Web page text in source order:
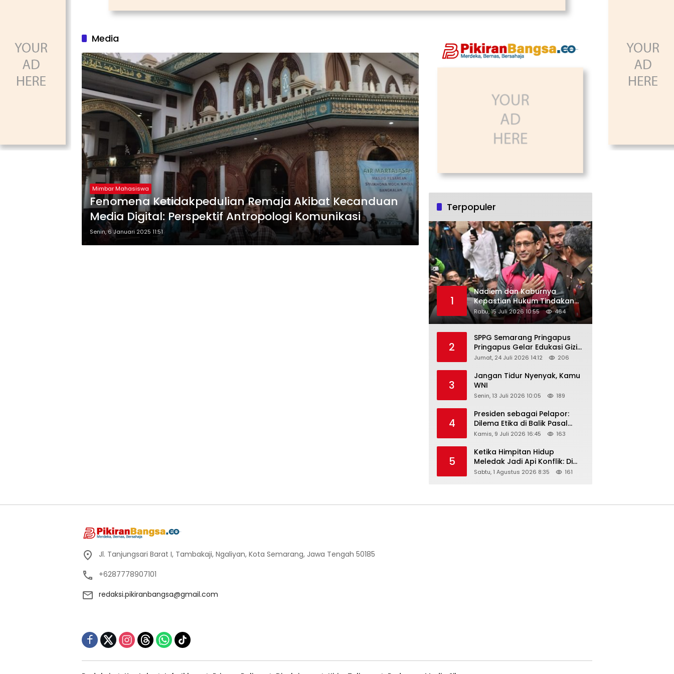
Media
Mimbar Mahasiswa
Fenomena Ketidakpedulian Remaja Akibat Kecanduan
Media Digital: Perspektif Antropologi Komunikasi
Senin, 6 Januari 2025 11:51
Terpopuler
1
Nadiem dan Kaburnya
Kepastian Hukum Tindakan
Pejabat Publik
Rabu, 15 Juli 2026 10:55 464
2
SPPG Semarang Pringapus
Pringapus Gelar Edukasi Gizi
di PAUD Bina Balita Peringati
Jumat, 24 Juli 2026 14:12 206
3
Jangan Tidur Nyenyak, Kamu
WNI
Senin, 13 Juli 2026 10:05 189
4
Presiden sebagai Pelapor:
Dilema Etika di Balik Pasal
218–220 KUHP
Kamis, 9 Juli 2026 16:45 163
5
Ketika Himpitan Hidup
Meledak Jadi Api Konflik: Di
Balik Tragedi Menteng-
Sabtu, 1 Agustus 2026 8:35 161
Jl. Tanjungsari Barat I, Tambakaji, Ngaliyan, Kota Semarang, Jawa Tengah 50185
+6287778907101
redaksi.pikiranbangsa@gmail.com